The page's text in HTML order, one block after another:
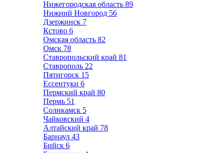
Нижегородская область 89
Нижний Новгород 56
Дзержинск 7
Кстово 6
Омская область 82
Омск 78
Ставропольский край 81
Ставрополь 22
Пятигорск 15
Ессентуки 6
Пермский край 80
Пермь 51
Соликамск 5
Чайковский 4
Алтайский край 78
Барнаул 43
Бийск 6